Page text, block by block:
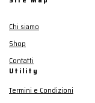
Chi siamo
Shop
Contatti
Utility
Termini e Condizioni